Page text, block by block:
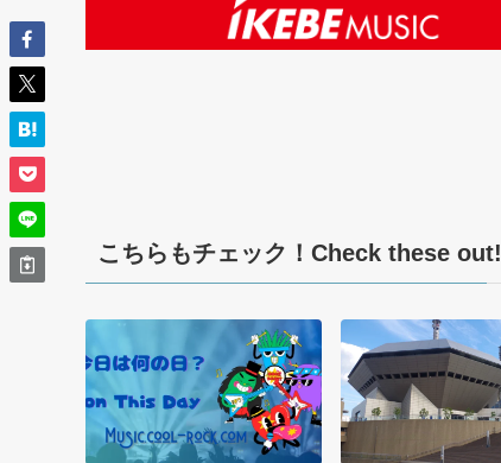
こちらもチェック！Check these out!